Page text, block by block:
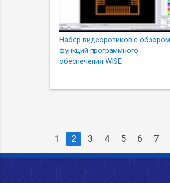
Набор видеороликов с обзором
функций программного
обеспечения WISE
1 2 3 4 5 6 7